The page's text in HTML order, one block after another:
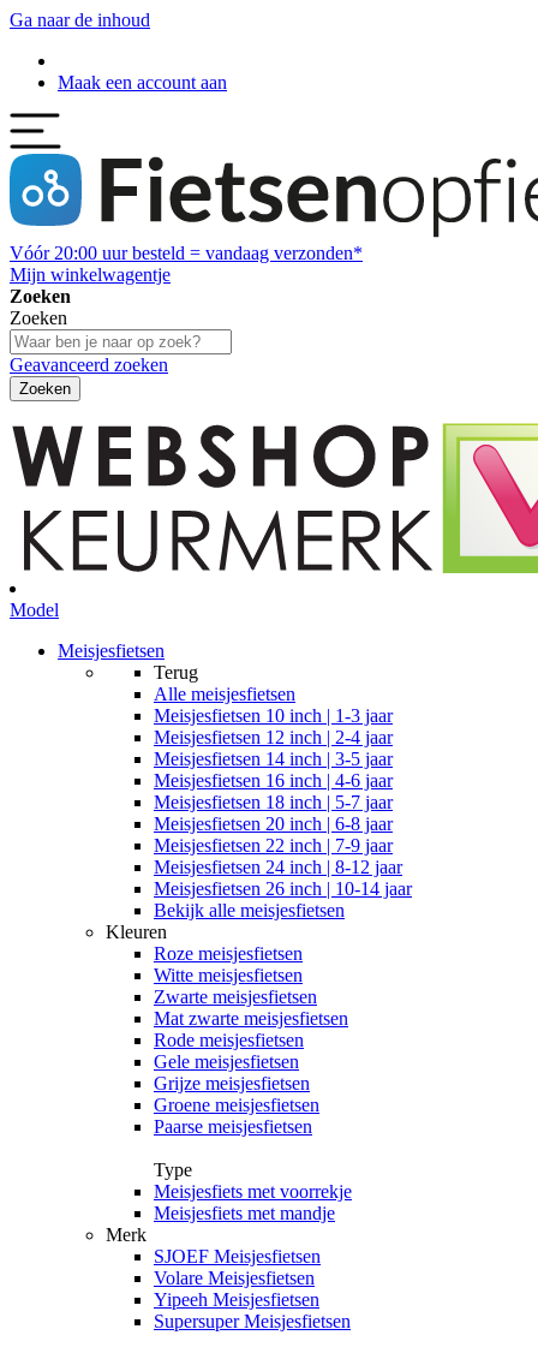
Ga naar de inhoud
Maak een account aan
Vóór 20:00 uur besteld = vandaag verzonden*
Mijn winkelwagentje
Zoeken
Zoeken
Geavanceerd zoeken
Zoeken
Model
Meisjesfietsen
Terug
Alle meisjesfietsen
Meisjesfietsen 10 inch | 1-3 jaar
Meisjesfietsen 12 inch | 2-4 jaar
Meisjesfietsen 14 inch | 3-5 jaar
Meisjesfietsen 16 inch | 4-6 jaar
Meisjesfietsen 18 inch | 5-7 jaar
Meisjesfietsen 20 inch | 6-8 jaar
Meisjesfietsen 22 inch | 7-9 jaar
Meisjesfietsen 24 inch | 8-12 jaar
Meisjesfietsen 26 inch | 10-14 jaar
Bekijk alle meisjesfietsen
Kleuren
Roze meisjesfietsen
Witte meisjesfietsen
Zwarte meisjesfietsen
Mat zwarte meisjesfietsen
Rode meisjesfietsen
Gele meisjesfietsen
Grijze meisjesfietsen
Groene meisjesfietsen
Paarse meisjesfietsen
Type
Meisjesfiets met voorrekje
Meisjesfiets met mandje
Merk
SJOEF Meisjesfietsen
Volare Meisjesfietsen
Yipeeh Meisjesfietsen
Supersuper Meisjesfietsen